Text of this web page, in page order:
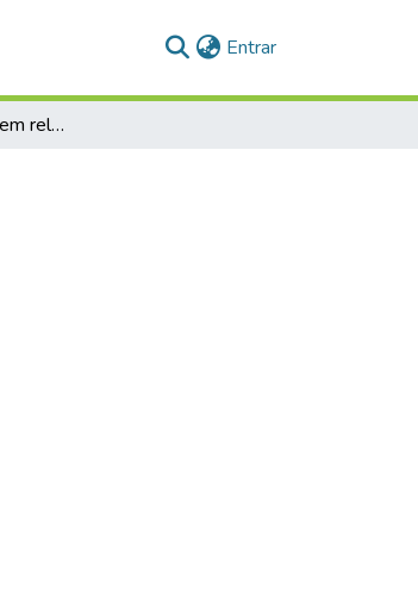
Entrar(current)
O ensino de ciências em relação ao projeto político-pedagógico e ao currículo da escola